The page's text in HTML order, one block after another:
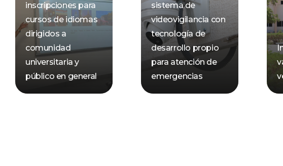
inscripciones para
cursos de idiomas
dirigidos a
comunidad
universitaria y
público en general
sistema de
videovigilancia con
tecnología de
desarrollo propio
para atención de
emergencias